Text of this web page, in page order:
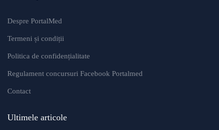
Despre PortalMed
Termeni și condiții
Politica de confidențialitate
Regulament concursuri Facebook Portalmed
Contact
Ultimele articole